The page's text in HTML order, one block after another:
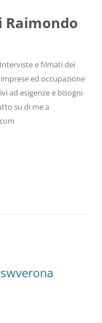
Raimondo
e filmati dei
ed occupazione
ad esigenze e bisogni
su di me a